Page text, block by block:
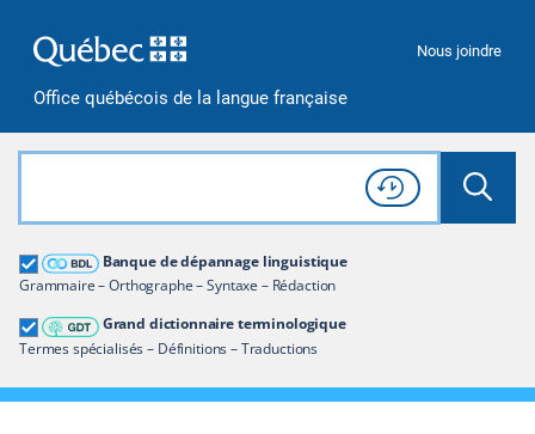
Office québécois de la langue française
Nous joindre
Rechercher dans tout le site
Lancer
Consulter l'
Historique
de recherche
Banque de dépannage linguistique
Grammaire – Orthographe – Syntaxe – Rédaction
Grand dictionnaire terminologique
Termes spécialisés – Définitions – Traductions
Grand dictionnaire terminologique
Restreindre aux termes